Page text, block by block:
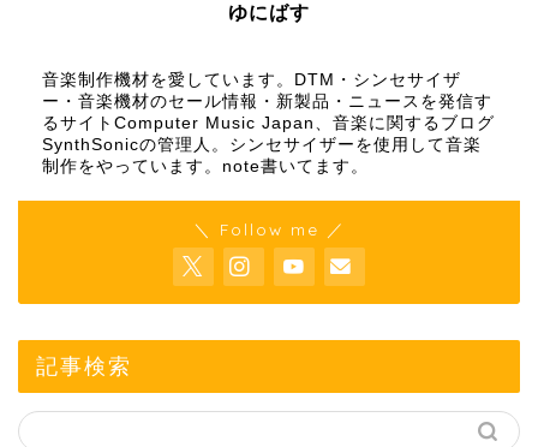
ゆにばす
音楽制作機材を愛しています。DTM・シンセサイザ
ー・音楽機材のセール情報・新製品・ニュースを発信す
るサイトComputer Music Japan、音楽に関するブログ
SynthSonicの管理人。シンセサイザーを使用して音楽
制作をやっています。 note書いてます。
＼ Follow me ／
記事検索